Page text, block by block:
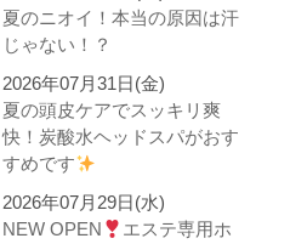
夏のニオイ！本当の原因は汗
じゃない！？
2026年07月31日(金)
夏の頭皮ケアでスッキリ爽
快！炭酸水ヘッドスパがおす
すめです
2026年07月29日(水)
NEW OPEN
エステ専用ホ